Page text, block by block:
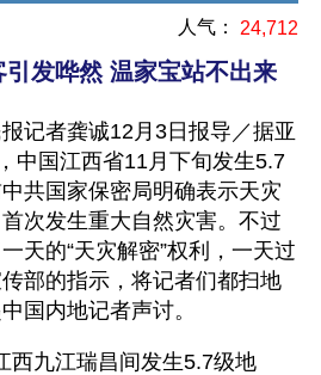
人气： 24,712
发哗然 温家宝站不出来
报记者龚诚12月3日报导／据亚
中国江西省11月下旬发生5.7
共国家保密局明确表示天灾
次发生重大自然灾害。不过
天的“天灾解密”权利，一天过
部的指示，将记者们都扫地
国内地记者声讨。
西九江瑞昌间发生5.7级地